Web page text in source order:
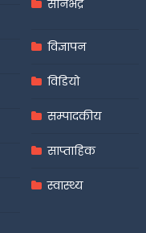
सोनभद्र
विज्ञापन
विडियो
सम्पादकीय
साप्ताहिक
स्वास्थ्य